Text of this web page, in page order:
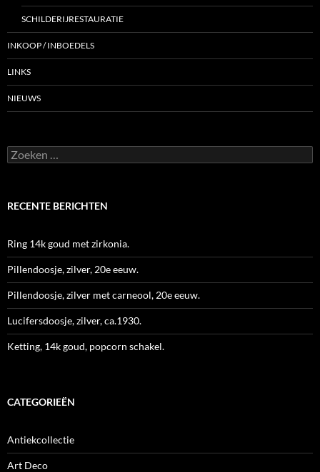
SCHILDERIJRESTAURATIE
INKOOP / INBOEDELS
LINKS
NIEUWS
Zoeken
naar:
RECENTE BERICHTEN
Ring 14k goud met zirkonia.
Pillendoosje, zilver, 20e eeuw.
Pillendoosje, zilver met carneool, 20e eeuw.
Lucifersdoosje, zilver, ca.1930.
Ketting, 14k goud, popcorn schakel.
CATEGORIEËN
Antiekcollectie
Art Deco